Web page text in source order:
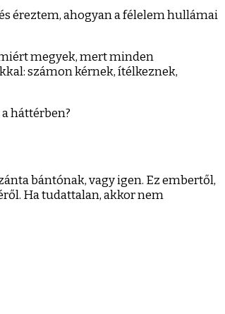
éreztem, ahogyan a félelem hullámai
megyek, mert minden
számon kérnek, ítélkeznek,
háttérben?
bántónak, vagy igen. Ez embertől,
Ha tudattalan, akkor nem